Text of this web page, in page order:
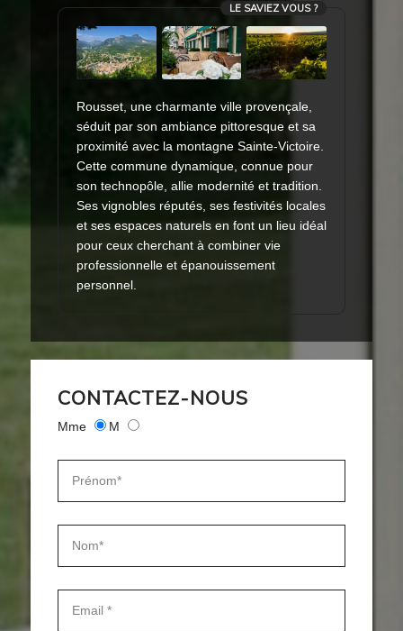
LE SAVIEZ VOUS ?
Rousset, une charmante ville provençale,
séduit par son ambiance pittoresque et sa
proximité avec la montagne Sainte-Victoire.
Cette commune dynamique, connue pour
son technopôle, allie modernité et tradition.
Ses vignobles réputés, ses festivités locales
et ses espaces naturels en font un lieu idéal
pour ceux cherchant à combiner vie
professionnelle et épanouissement
personnel.
CONTACTEZ-NOUS
Mme M